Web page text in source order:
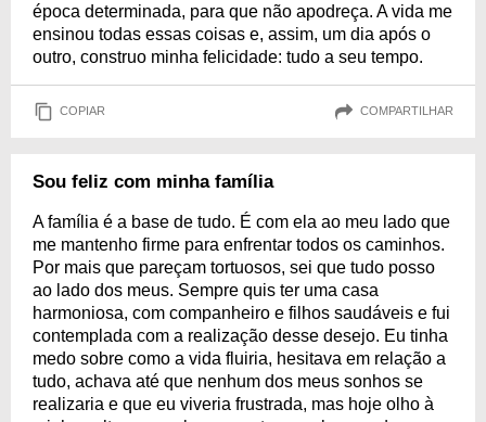
época determinada, para que não apodreça. A vida me
ensinou todas essas coisas e, assim, um dia após o
outro, construo minha felicidade: tudo a seu tempo.
COPIAR COMPARTILHAR
Sou feliz com minha família
A família é a base de tudo. É com ela ao meu lado que
me mantenho firme para enfrentar todos os caminhos.
Por mais que pareçam tortuosos, sei que tudo posso
ao lado dos meus. Sempre quis ter uma casa
harmoniosa, com companheiro e filhos saudáveis e fui
contemplada com a realização desse desejo. Eu tinha
medo sobre como a vida fluiria, hesitava em relação a
tudo, achava até que nenhum dos meus sonhos se
realizaria e que eu viveria frustrada, mas hoje olho à